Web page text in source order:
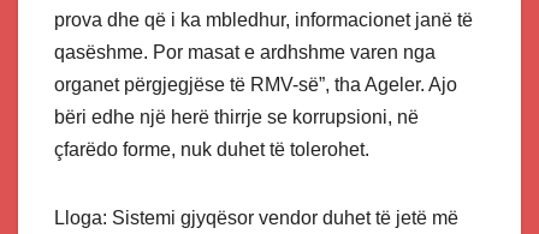
prova dhe që i ka mbledhur, informacionet janë të
qasëshme. Por masat e ardhshme varen nga
organet përgjegjëse të RMV-së”, tha Ageler. Ajo
bëri edhe një herë thirrje se korrupsioni, në
çfarëdo forme, nuk duhet të tolerohet.
Lloga: Sistemi gjyqësor vendor duhet të jetë më